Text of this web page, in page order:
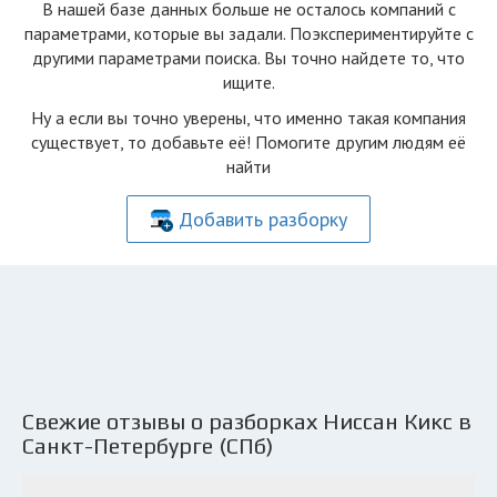
В нашей базе данных больше не осталоcь компаний с
параметрами, которые вы задали. Поэкспериментируйте с
другими параметрами поиска. Вы точно найдете то, что
ищите.
Ну а если вы точно уверены, что именно такая компания
существует, то добавьте её! Помогите другим людям её
найти
Добавить разборку
Свежие отзывы о разборках Ниссан Кикс в
Санкт-Петербурге (СПб)